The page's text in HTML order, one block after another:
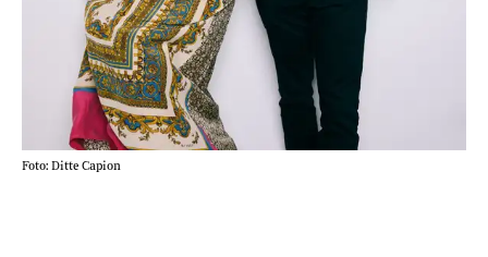
Foto: Ditte Capion